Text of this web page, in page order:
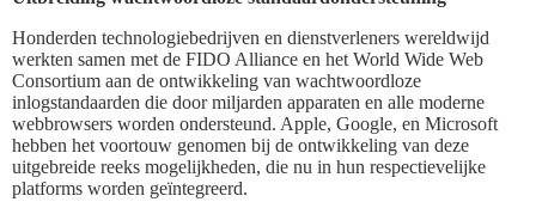
Honderden technologiebedrijven en dienstverleners wereldwijd
werkten samen met de FIDO Alliance en het World Wide Web
Consortium aan de ontwikkeling van wachtwoordloze
inlogstandaarden die door miljarden apparaten en alle moderne
webbrowsers worden ondersteund. Apple, Google, en Microsoft
hebben het voortouw genomen bij de ontwikkeling van deze
uitgebreide reeks mogelijkheden, die nu in hun respectievelijke
platforms worden geïntegreerd.